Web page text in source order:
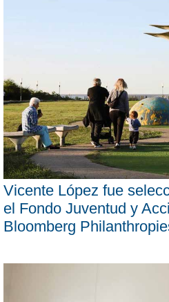
Vicente López fue
el Fondo Juventud y
Bloomberg